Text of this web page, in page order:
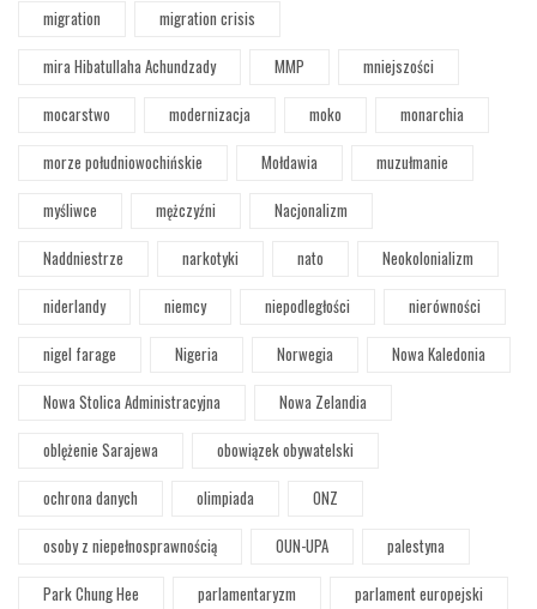
migration
migration crisis
mira Hibatullaha Achundzady
MMP
mniejszości
mocarstwo
modernizacja moko
monarchia
morze południowochińskie
Mołdawia
muzułmanie
myśliwce
mężczyźni
Nacjonalizm
Naddniestrze
narkotyki nato
Neokolonializm
niderlandy
niemcy niepodległości
nierówności
nigel farage
Nigeria Norwegia
Nowa Kaledonia
Nowa Stolica Administracyjna
Nowa Zelandia
oblężenie Sarajewa
obowiązek obywatelski
ochrona danych
olimpiada
ONZ
osoby z niepełnosprawnością
OUN-UPA
palestyna
Park Chung Hee
parlamentaryzm
parlament europejski